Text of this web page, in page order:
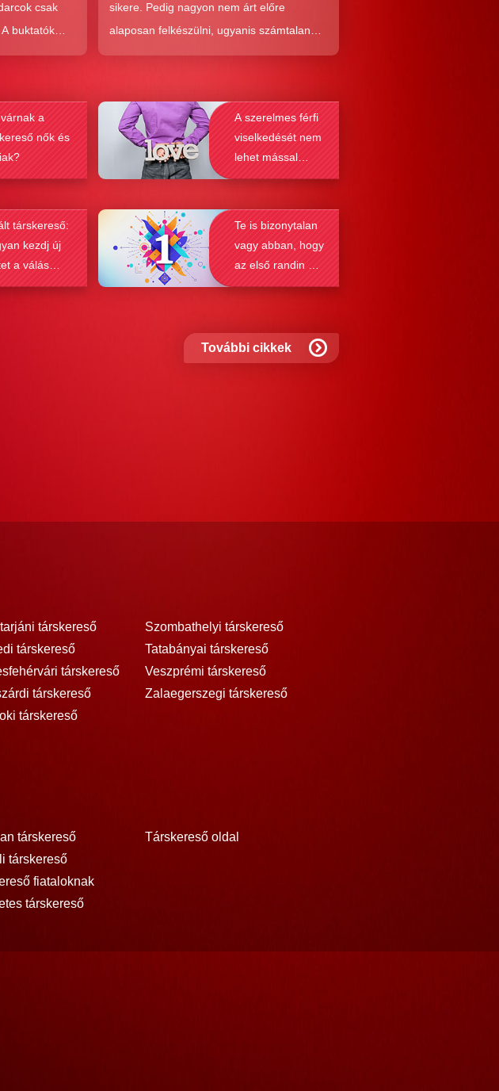
csak
buktatók
joggal
sikere. Pedig nagyon nem árt előre
alaposan felkészülni, ugyanis számtalan
kudarctól képes megmenteni téged is az,
társkeresés működését, a párkapcsolatok
sikerének a receptjét, melyeket vizsgálva
bebizonyosodik, hogy a kötődési típusok
befolyásolják a társkeresést.
a
nők és
A szerelmes férfi
viselkedését nem
lehet mással
összetéveszteni
társkereső:
kezdj új
a válás
Te is bizonytalan
vagy abban, hogy
az első randin mit
szabad és mit
További cikkek
társkereső
társkereső
társkereső
társkereső
társkereső
Szombathelyi társkereső
Tatabányai társkereső
Veszprémi társkereső
Zalaegerszegi társkereső
társkereső
társkereső
fiataloknak
társkereső
Társkereső oldal